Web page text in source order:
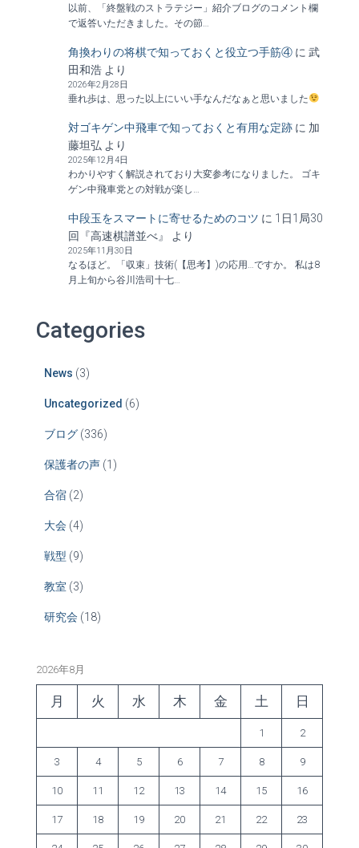
以前、「終盤戦のストラテジー」紹介ブログのコメント欄
で返答いただきました。その節…
角換わりの将棋で知っておくと役立つ手筋④ に 武
田和浩 より
2026年2月28日
垂れ歩は、思った以上にいい手なんだなぁと思いました
対ゴキゲン中飛車で知っておくと有用な定跡 に 加
藤坦弘 より
2025年12月4日
わかりやすく解説されており大変参考になりました。 ゴキ
ゲン中飛車党との対戦が楽し…
中段玉をスマートに寄せるためのコツ に 1日1局30
回『高速棋譜並べ』
より
2025年11月30日
なるほど。「収束」技術(【思考】)の応用…ですか。 私は8
月上旬から谷川浩司十七…
Categories
News (3)
Uncategorized (6)
ブログ (336)
保護者の声 (1)
合宿 (2)
大会 (4)
戦型 (9)
教室 (3)
研究会 (18)
2026年8月
月 火 水 木 金 土 日
1 2
3 4 5 6 7 8 9
10 11 12 13 14 15 16
17 18 19 20 21 22 23